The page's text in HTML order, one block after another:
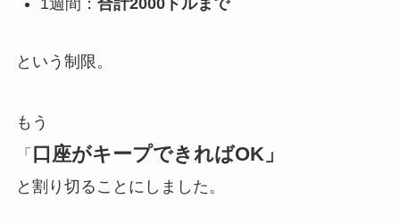
1週間： 合計2000ドルまで
という制限。
もう
「 口座がキープできればOK」
と割り切ることにしました。